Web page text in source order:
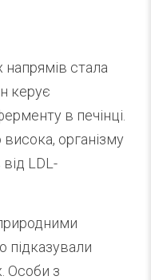
стала
керує
в печінці.
організму
LDL-
підказували
Особи з